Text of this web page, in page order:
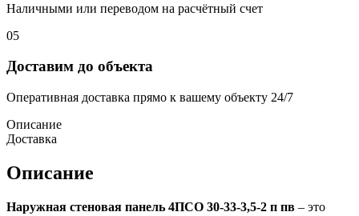
Наличными или переводом на расчётный счет
05
Доставим до объекта
Оперативная доставка прямо к вашему объекту 24/7
Описание
Доставка
Описание
Наружная стеновая панель 4ПСО 30-33-3,5-2 п пв – это